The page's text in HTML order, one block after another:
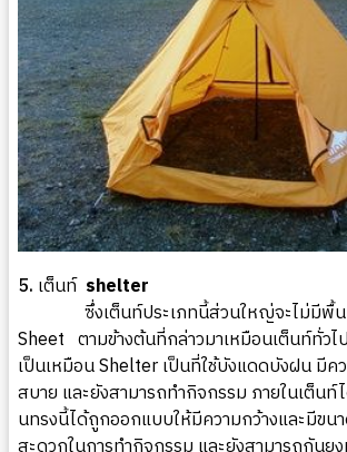
5. เต็นท์ shelter
ซึ่งเต็นท์ประเภทนี้ส่วนใหญ่จะไม่มีพื้น
Sheet ตามข้างต้นที่กล่าวมาเหมือนเต็นท์ทั่วไ
เป็นเหมือน Shelter เป็นที่ใช้บังแดดบังฝน มีคว
สบาย และยังสามารถทำกิจกรรม ภายในเต็นท์
นทรงนี้ได้ถูกออกแบบให้มีความกว้างและมีขน